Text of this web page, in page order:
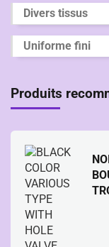
Divers tissus
Uniforme fini
Produits